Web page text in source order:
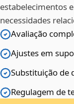
estabelecimentos
necessidades
Avaliação
Ajustes em
Substituição de
Regulagem de